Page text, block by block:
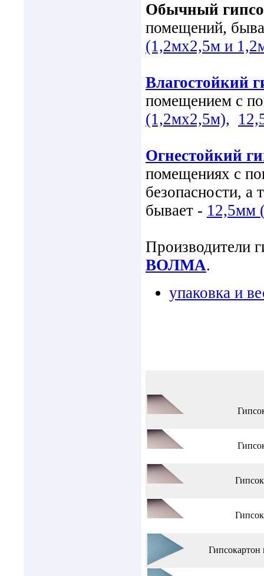
Обычный
помещений,
(1,2мх2,5м и
Влагостойкий
помещением с
(1,2мх2,5м),
Огнестойкий
помещениях с
безопасности,
бывает - 12,5мм
Производители
ВОЛМА.
упаковка и